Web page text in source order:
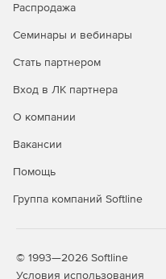
Распродажа
Семинары и вебинары
Стать партнером
Вход в ЛК партнера
О компании
Вакансии
Помощь
Группа компаний Softline
© 1993—2026 Softline
Условия использования